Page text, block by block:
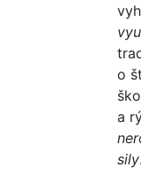
o
a
sily.